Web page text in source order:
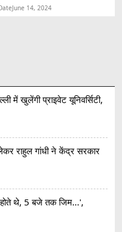
June 14, 2024
में खुलेंगी प्राइवेट यूनिवर्सिटी,
राहुल गांधी ने केंद्र सरकार
थे, 5 बजे तक जिम...',